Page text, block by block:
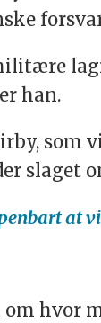
han.
som
slaget
at
hvor